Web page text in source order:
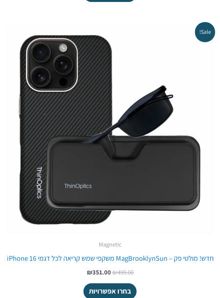
Sale!
Magnetic
חדש! מולטי פק – MagBrooklynSun משקפי שמש קריאה לכל דגמי iPhone 16
₪499.00
המקורי
היה:
₪499.00.
₪351.00
הנוכחי
הוא:
₪351.00.
בחרו אפשרויות